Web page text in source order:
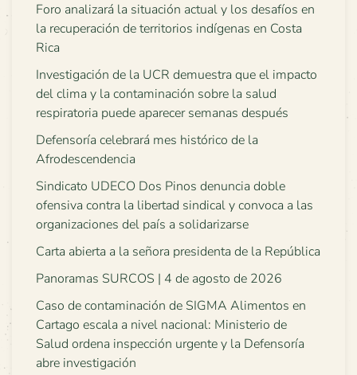
Foro analizará la situación actual y los desafíos en
la recuperación de territorios indígenas en Costa
Rica
Investigación de la UCR demuestra que el impacto
del clima y la contaminación sobre la salud
respiratoria puede aparecer semanas después
Defensoría celebrará mes histórico de la
Afrodescendencia
Sindicato UDECO Dos Pinos denuncia doble
ofensiva contra la libertad sindical y convoca a las
organizaciones del país a solidarizarse
Carta abierta a la señora presidenta de la República
Panoramas SURCOS | 4 de agosto de 2026
Caso de contaminación de SIGMA Alimentos en
Cartago escala a nivel nacional: Ministerio de
Salud ordena inspección urgente y la Defensoría
abre investigación